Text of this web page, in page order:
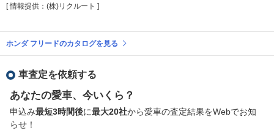
[ 情報提供：(株)リクルート ]
ホンダ フリードのカタログを見る
車査定を依頼する
あなたの愛車、今いくら？
申込み最短3時間後に最大20社から愛車の査定結果をWebでお知
らせ！